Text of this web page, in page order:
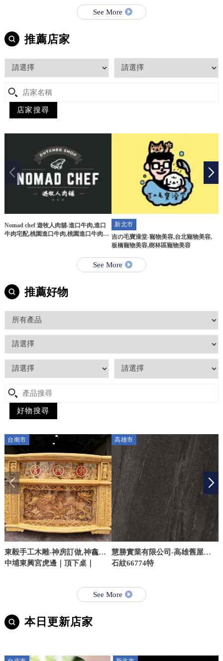
See More
推薦店家
Nomad chef 遊牧人肉舖-進口牛肉,進口
牛肉宅配,桃園進口牛肉,桃園進口牛肉宅
新北市
吉の毛寶澡堂-寵物美容,台北寵物美容,
板橋寵物美容,樹林區寵物美容
See More
推薦好物
台南市
東毅手工木雕-神房訂做,神龕訂
做,台南神房訂做,台南神龕訂做,
中埔東興宮虎邊｜頂下桌｜
高雄市
慧勝實業有限公司-高雄舊屋翻
修,三民區房屋修繕,舊屋翻修,泥
石紋66774特
See More
本日更新店家